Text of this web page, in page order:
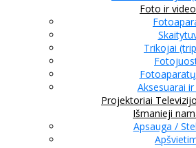
Foto ir video
Trikojai
Aksesuarai
Projektoriai
Išmanieji
Apsauga /